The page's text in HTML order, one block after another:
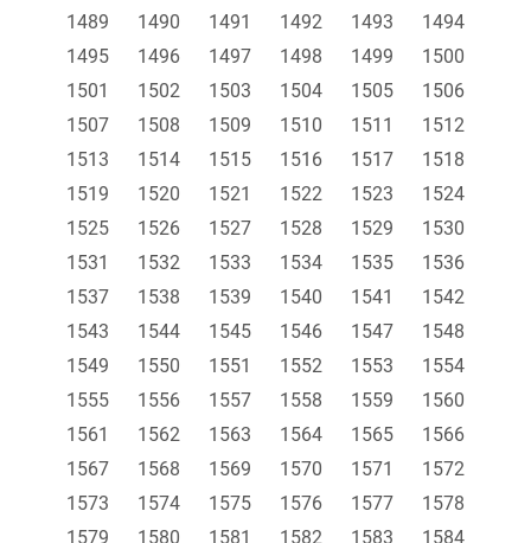
1489
1490 1491 1492 1493
1494
1495
1496 1497 1498 1499
1500
1501
1502 1503 1504 1505
1506
1507
1508 1509 1510 1511
1512
1513
1514 1515 1516 1517
1518
1519
1520 1521 1522 1523
1524
1525
1526 1527 1528 1529
1530
1531
1532 1533 1534 1535
1536
1537
1538 1539 1540 1541
1542
1543
1544 1545 1546 1547
1548
1549
1550 1551 1552 1553
1554
1555
1556 1557 1558 1559
1560
1561
1562 1563 1564 1565
1566
1567
1568 1569 1570 1571
1572
1573
1574 1575 1576 1577
1578
1579
1580 1581 1582 1583
1584